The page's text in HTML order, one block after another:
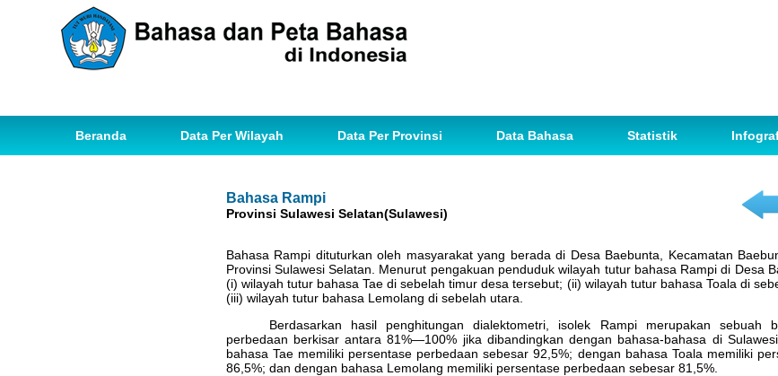
Beranda Data Per Wilayah Data Per Provinsi Data Bahasa Statistik
Bahasa Rampi
Provinsi Sulawesi Selatan(Sulawesi)
Bahasa Rampi dituturkan oleh masyarakat yang berada di Desa Baebunta, Kecamatan
Provinsi Sulawesi Selatan. Menurut pengakuan penduduk wilayah tutur bahasa Rampi di Desa
(i) wilayah tutur bahasa Tae di sebelah timur desa tersebut; (ii) wilayah tutur bahasa Toala di
(iii) wilayah tutur bahasa Lemolang di sebelah utara.
Berdasarkan hasil penghitungan dialektometri, isolek Rampi merupakan sebuah
perbedaan berkisar antara 81%—100% jika dibandingkan dengan bahasa-bahasa di
bahasa Tae memiliki persentase perbedaan sebesar 92,5%; dengan bahasa Toala memiliki
86,5%; dan dengan bahasa Lemolang memiliki persentase perbedaan sebesar 81,5%.